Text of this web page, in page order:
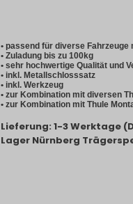
• passend für diverse Fahrzeuge
• Zuladung bis zu 100kg
• sehr hochwertige Qualität und
• inkl. Metallschlosssatz
• inkl. Werkzeug
• zur Kombination mit diversen
• zur Kombination mit Thule
Lieferung: 1-3 Werktage
Lager Nürnberg